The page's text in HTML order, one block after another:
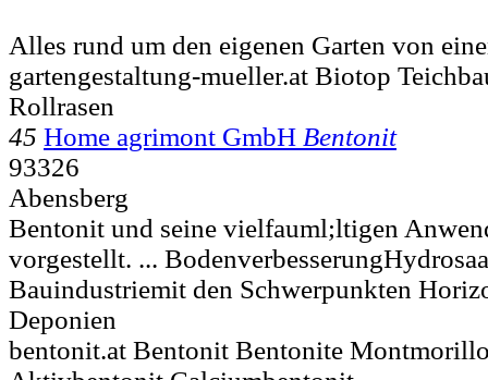
Alles rund um den eigenen Garten von
gartengestaltung-mueller.at Biotop
Rollrasen
45 Home agrimont GmbH Bentonit
93326
Abensberg
Bentonit und seine vielfauml;ltigen
vorgestellt. ...
Bauindustriemit den Schwerpunkten
Deponien
bentonit.at Bentonit Bentonite